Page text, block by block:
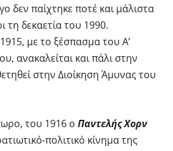
δεν παίχτηκε ποτέ και μάλιστα
τη δεκαετία του 1990.
με το ξέσπασμα του Α’
ανακαλείται και πάλι στην
στην Διοίκηση Άμυνας του
του 1916 ο Παντελής Χορν
πολιτικό κίνημα της